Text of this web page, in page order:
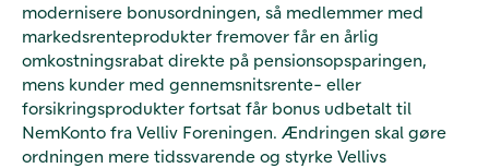
modernisere bonusordningen, så medlemmer med
markedsrenteprodukter fremover får en årlig
omkostningsrabat direkte på pensionsopsparingen,
mens kunder med gennemsnitsrente- eller
forsikringsprodukter fortsat får bonus udbetalt til
NemKonto fra Velliv Foreningen. Ændringen skal gøre
ordningen mere tidssvarende og styrke Vellivs